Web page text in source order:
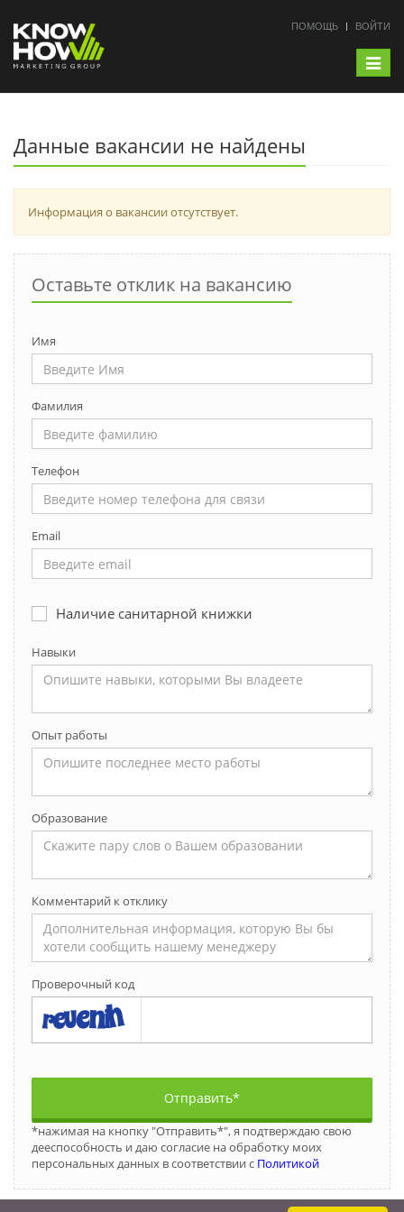
ПОМОЩЬ ВОЙТИ
Toggle
Данные вакансии не найдены
Информация о вакансии отсутствует.
Оставьте отклик на вакансию
Имя
Фамилия
Телефон
Email
Наличие санитарной книжки
Навыки
Опыт работы
Образование
Комментарий к отклику
Проверочный код
Отправить*
*нажимая на кнопку "Отправить*", я подтверждаю свою
дееспособность и даю согласие на обработку моих
персональных данных в соответствии с Политикой